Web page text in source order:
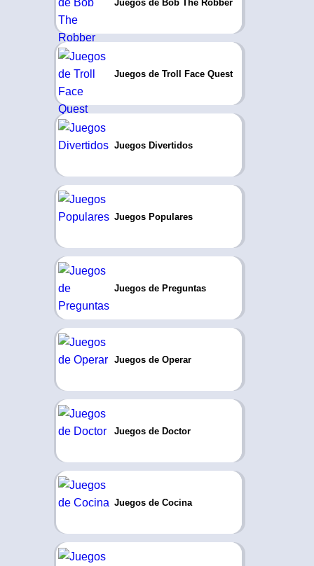
Juegos de Bob The Robber
Juegos de Troll Face Quest
Juegos Divertidos
Juegos Populares
Juegos de Preguntas
Juegos de Operar
Juegos de Doctor
Juegos de Cocina